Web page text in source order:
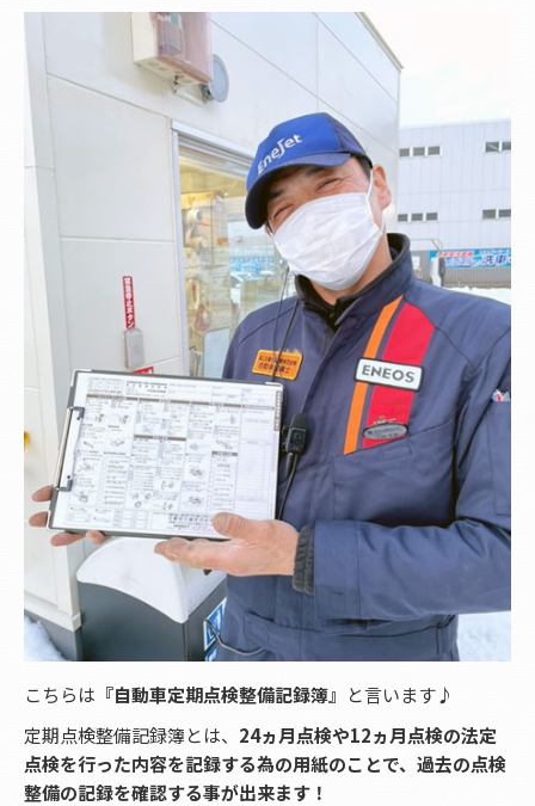
こちらは 『自動車定期点検整備記録簿』 と言います♪
定期点検整備記録簿とは、 24ヵ月点検や12ヵ月点検の法定
点検を行った内容を記録する為の用紙のことで、過去の点検
整備の記録を確認する事が出来ます！